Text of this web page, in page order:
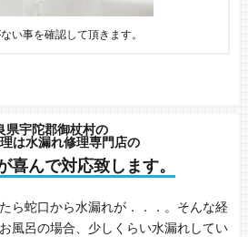
い事を確認して頂きます。
県宇陀郡御杖村の
は水漏れ修理専門店の
喜んで対応致します。
ら蛇口から水漏れが．．．。そんな経
風呂の場合、少しくらい水漏れしてい